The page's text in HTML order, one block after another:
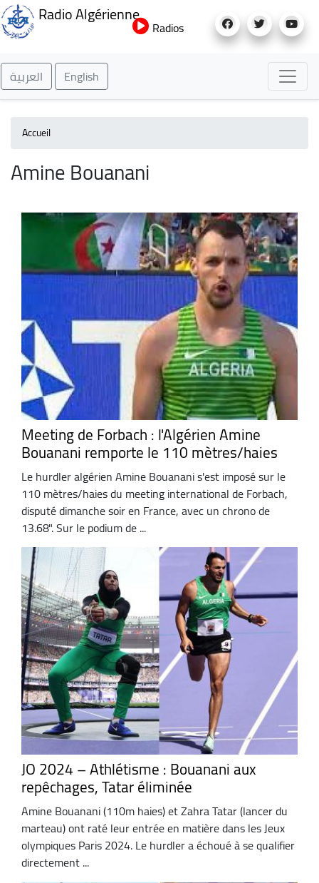
au
Radio Algérienne
Radios
العربية English
Accueil
Amine Bouanani
Meeting de Forbach : l'Algérien Amine
Bouanani remporte le 110 mètres/haies
Le hurdler algérien Amine Bouanani s'est imposé sur le
110 mètres/haies du meeting international de Forbach,
disputé dimanche soir en France, avec un chrono de
13.68". Sur le podium de ...
JO 2024 – Athlétisme : Bouanani aux
repêchages, Tatar éliminée
Amine Bouanani (110m haies) et Zahra Tatar (lancer du
marteau) ont raté leur entrée en matière dans les Jeux
olympiques Paris 2024. Le hurdler a échoué à se qualifier
directement ...